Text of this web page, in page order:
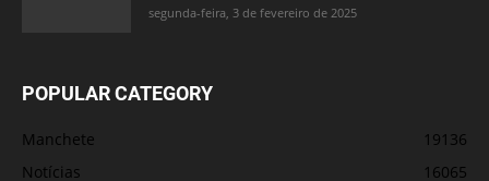
segunda-feira, 3 de fevereiro de 2025
POPULAR CATEGORY
Manchete
19136
Notícias
16065